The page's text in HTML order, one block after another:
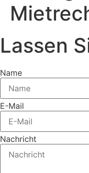
Lassen
Name
E-Mail
Nachricht